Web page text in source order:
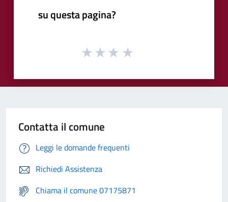
su questa pagina?
Contatta il comune
Leggi le domande frequenti
Richiedi Assistenza
Chiama il comune 07175871